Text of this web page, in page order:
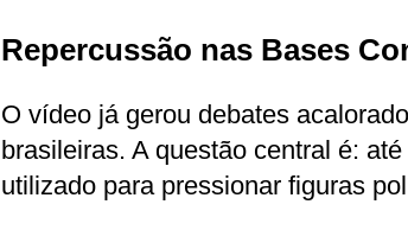
Repercussão nas Bases
O vídeo já gerou debates
brasileiras. A questão central é:
utilizado para pressionar figuras